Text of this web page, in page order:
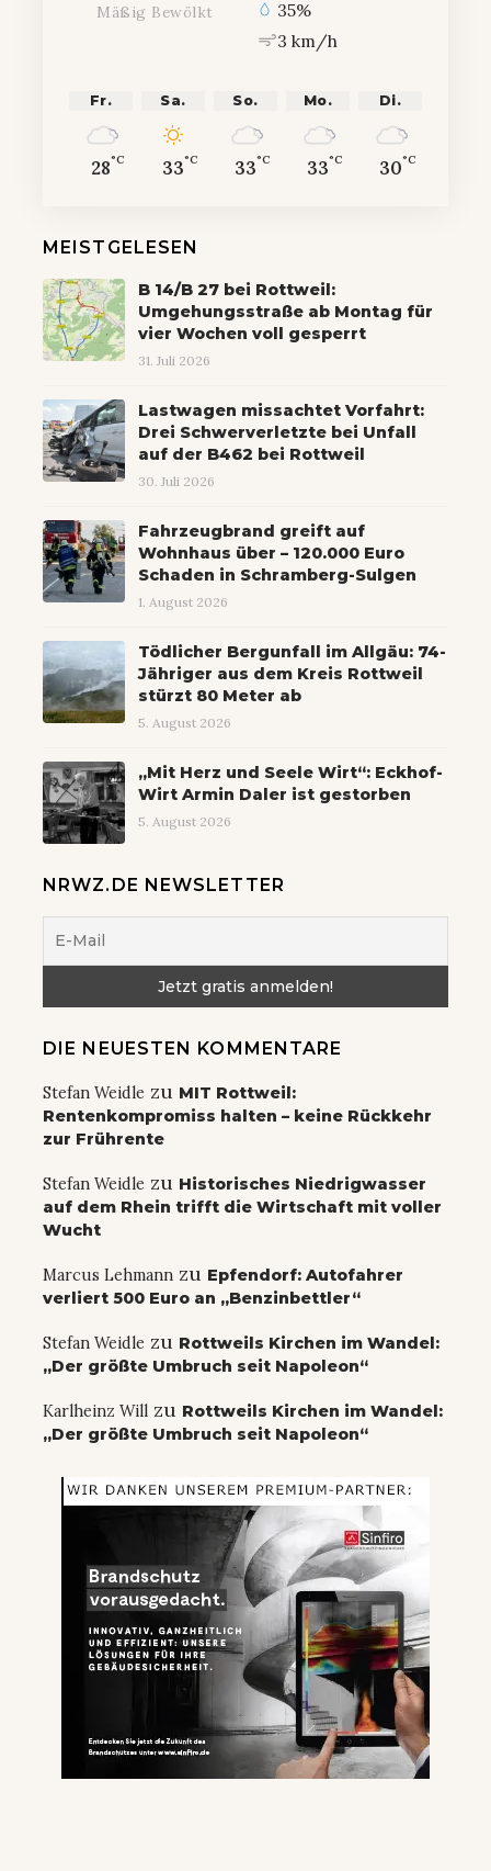
Mäßig Bewölkt
35%
3 km/h
Fr.
28°C
Sa.
33°C
So.
33°C
Mo.
33°C
Di.
30°C
MEISTGELESEN
B 14/B 27 bei Rottweil:
Umgehungsstraße ab Montag für
vier Wochen voll gesperrt
31. Juli 2026
Lastwagen missachtet Vorfahrt:
Drei Schwerverletzte bei Unfall
auf der B462 bei Rottweil
30. Juli 2026
Fahrzeugbrand greift auf
Wohnhaus über – 120.000 Euro
Schaden in Schramberg-Sulgen
1. August 2026
Tödlicher Bergunfall im Allgäu: 74-
Jähriger aus dem Kreis Rottweil
stürzt 80 Meter ab
5. August 2026
„Mit Herz und Seele Wirt“: Eckhof-
Wirt Armin Daler ist gestorben
5. August 2026
NRWZ.DE NEWSLETTER
DIE NEUESTEN KOMMENTARE
Stefan Weidle zu MIT Rottweil:
Rentenkompromiss halten – keine Rückkehr
zur Frührente
Stefan Weidle zu Historisches Niedrigwasser
auf dem Rhein trifft die Wirtschaft mit voller
Wucht
Marcus Lehmann zu Epfendorf: Autofahrer
verliert 500 Euro an „Benzinbettler“
Stefan Weidle zu Rottweils Kirchen im Wandel:
„Der größte Umbruch seit Napoleon“
Karlheinz Will zu Rottweils Kirchen im Wandel:
„Der größte Umbruch seit Napoleon“